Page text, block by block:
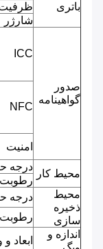
باتری
شارژر
صدور
گواهینامه
ICC
NFC
امنیت
محیط کار
درجه
محیط
ذخیره
سازی
درجه
اندازه و
ابعاد